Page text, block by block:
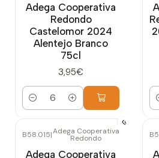
Adega Cooperativa
Redondo
Castelomor 2024
Alentejo Branco
75cl
3,95€
Quantidade
B58.015|Adega Cooperativa
Redondo
Adega Cooperativa